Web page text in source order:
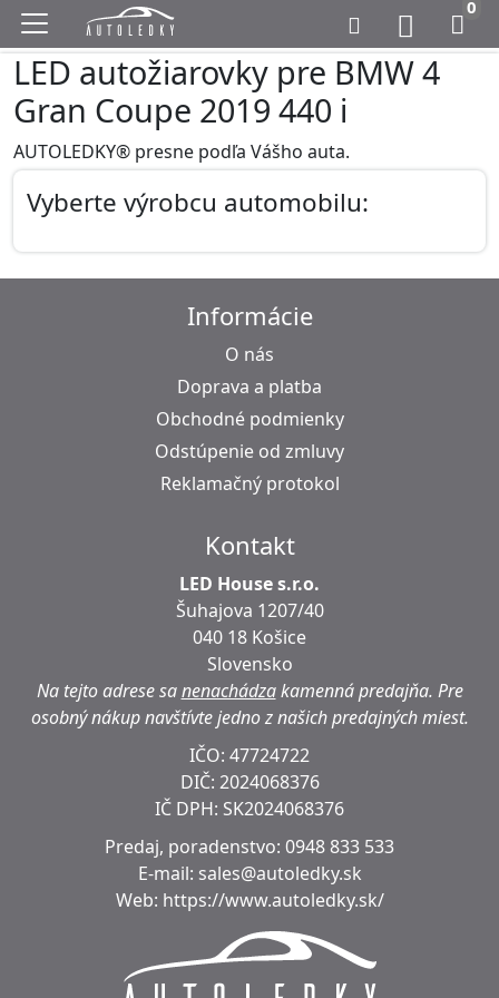
0
LED autožiarovky pre BMW 4
Gran Coupe 2019 440 i
AUTOLEDKY® presne podľa Vášho auta.
Vyberte výrobcu automobilu:
Informácie
O nás
Doprava a platba
Obchodné podmienky
Odstúpenie od zmluvy
Reklamačný protokol
Kontakt
LED House s.r.o.
Šuhajova 1207/40
040 18 Košice
Slovensko
Na tejto adrese sanenachádzakamenná predajňa. Pre
osobný nákup navštívte jedno z našich predajných miest.
IČO: 47724722
DIČ: 2024068376
IČ DPH: SK2024068376
Predaj, poradenstvo: 0948 833 533
E-mail: sales@autoledky.sk
Web: https://www.autoledky.sk/